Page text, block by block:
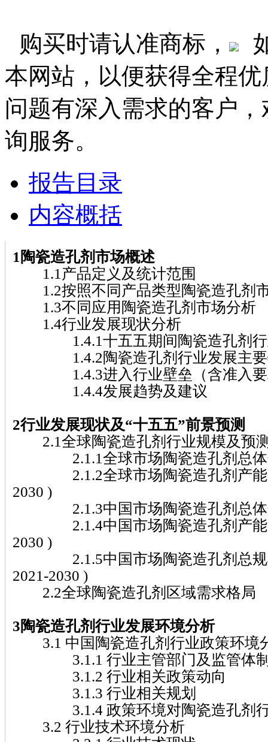
购买时请认准商标，
本网站，以便获得全程
问题有深入需求的客户
询服务。
报告目录
内容概括
1陶瓷造孔剂市场概述
1.1产品定义及统计范围
1.2按照不同产品类型陶瓷造孔剂
1.3不同应用陶瓷造孔剂市场分析
1.4行业发展现状分析
1.4.1十五五期间陶瓷造孔剂行
1.4.2陶瓷造孔剂行业发展主要
1.4.3进入行业壁垒（含准入要
1.4.4发展趋势及建议
2行业发展现状及“十五五”前景预测
2.1全球陶瓷造孔剂行业规模及预
2.1.1全球市场陶瓷造孔剂总体规
2.1.2全球市场陶瓷造孔剂产能
2030 )
2.1.3中国市场陶瓷造孔剂总体规
2.1.4中国市场陶瓷造孔剂产能
2030 )
2.1.5中国市场陶瓷造孔剂总规
2021-2030 )
2.2全球陶瓷造孔剂区域需求格局
3陶瓷造孔剂行业发展环境分析
3.1 中国陶瓷造孔剂行业政策环境
3.1.1 行业主管部门及监管体
3.1.2 行业相关政策动向
3.1.3 行业相关规划
3.1.4 政策环境对陶瓷造孔剂行
3.2 行业技术环境分析